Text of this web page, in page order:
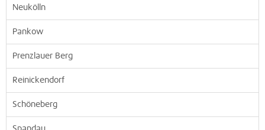
Neukölln
Pankow
Prenzlauer Berg
Reinickendorf
Schöneberg